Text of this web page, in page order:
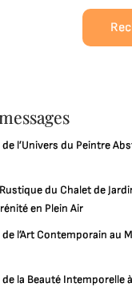
l’Univers du Peintre
du Chalet de
en Plein Air
l’Art Contemporain au
la Beauté Intemporelle